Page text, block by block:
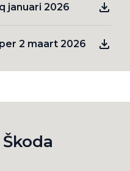
januari 2026
2 maart 2026